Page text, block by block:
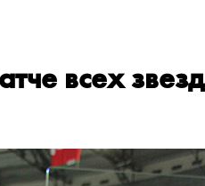
всех звезд